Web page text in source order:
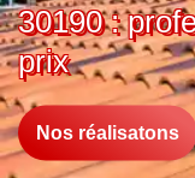
30190 :
prix
Nos réalisatons